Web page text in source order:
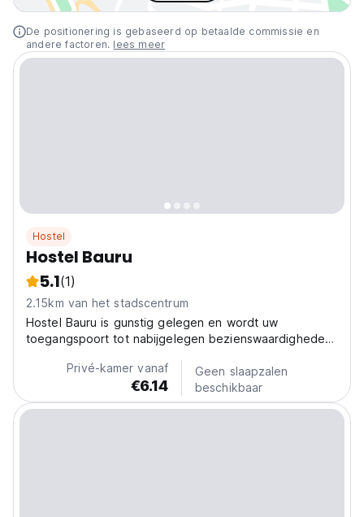
De positionering is gebaseerd op betaalde commissie en
andere factoren. lees meer
Hostel
Hostel Bauru
5.1(1)
2.15km van het stadscentrum
Hostel Bauru is gunstig gelegen en wordt uw
toegangspoort tot nabijgelegen bezienswaardigheden,
dierentuin, en biedt een mix van stedelijke opwinding
en natuurlijke schoonheid.
Privé-kamer vanaf
€6.14
Geen slaapzalen
beschikbaar